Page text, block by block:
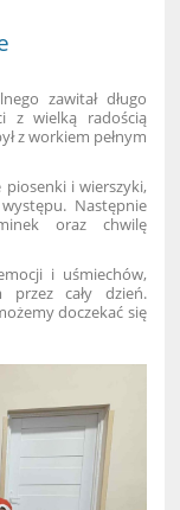
zawitał długo
z wielką radością
z workiem pełnym
piosenki i wierszyki,
Następnie
oraz chwilę
i uśmiechów,
przez cały dzień.
doczekać się